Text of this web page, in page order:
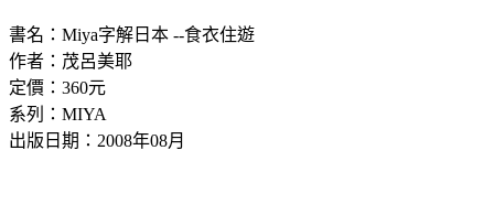
書名：Miya字解日本 --食衣住遊
作者：茂呂美耶
定價：360元
系列：MIYA
出版日期：2008年08月